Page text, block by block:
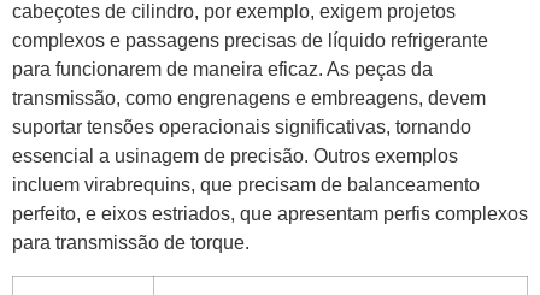
cabeçotes de cilindro, por exemplo, exigem projetos
complexos e passagens precisas de líquido refrigerante
para funcionarem de maneira eficaz. As peças da
transmissão, como engrenagens e embreagens, devem
suportar tensões operacionais significativas, tornando
essencial a usinagem de precisão. Outros exemplos
incluem virabrequins, que precisam de balanceamento
perfeito, e eixos estriados, que apresentam perfis complexos
para transmissão de torque.